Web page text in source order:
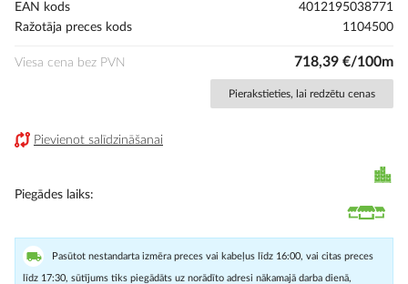
EAN kods
4012195038771
Ražotāja preces kods
1104500
Viesa cena bez PVN 718,39 €/100m
Pierakstieties, lai redzētu cenas
Pievienot salīdzināšanai
Piegādes laiks
Pasūtot nestandarta izmēra preces vai kabeļus līdz 16:00, vai citas preces
līdz 17:30, sūtījums tiks piegādāts uz norādīto adresi nākamajā darba dienā,